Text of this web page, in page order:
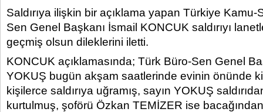
Saldırıya ilişkin bir açıklama yapan Türkiye
Sen Genel Başkanı İsmail KONCUK saldırıyı
geçmiş olsun dileklerini iletti.
KONCUK açıklamasında; Türk Büro-Sen Genel
YOKUŞ bugün akşam saatlerinde evinin önünde
kişilerce saldırıya uğramış, sayın YOKUŞ
kurtulmuş, şoförü Özkan TEMİZER ise bacağından